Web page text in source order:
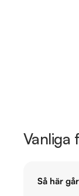
Vanliga
Så här